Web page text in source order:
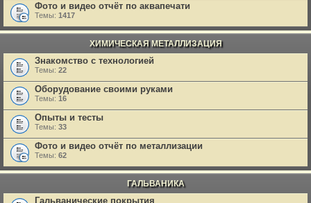
Фото и видео отчёт по аквапечати
Темы: 1417
ХИМИЧЕСКАЯ МЕТАЛЛИЗАЦИЯ
Знакомство с технологией
Темы: 22
Оборудование своими руками
Темы: 16
Опыты и тесты
Темы: 33
Фото и видео отчёт по металлизации
Темы: 62
ГАЛЬВАНИКА
Гальванические покрытия